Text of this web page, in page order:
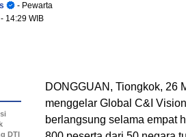
- Pewarta
- 14:29 WIB
DONGGUAN, Tiongkok,
menggelar Global C&I
berlangsung selama empat
DTI